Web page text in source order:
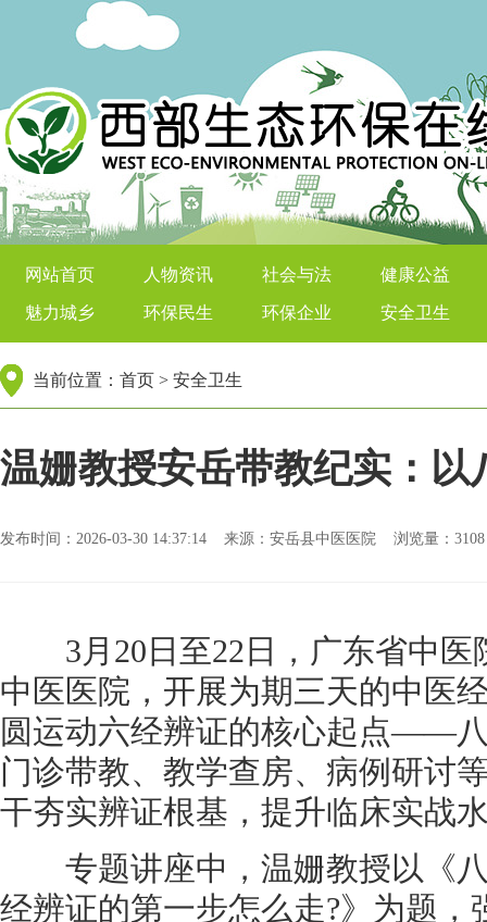
西部生态环保在线
网站首页 人物资讯 社会与法 健康公益
魅力城乡 环保民生 环保企业 安全卫生
当前位置： 首页 > 安全卫生
温姗教授安岳带教纪实：以
发布时间：2026-03-30 14:37:14 来源：安岳县中医医院 浏览量：
3月20日至22日，广东省中医
中医医院，开展为期三天的中医
圆运动六经辨证的核心起点——
门诊带教、教学查房、病例研讨
干夯实辨证根基，提升临床实战
专题讲座中，温姗教授以《
经辨证的第一步怎么走?》为题，